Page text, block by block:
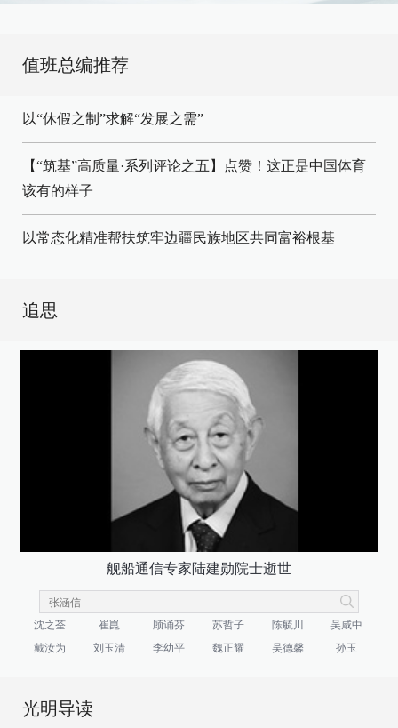
值班总编推荐
以“休假之制”求解“发展之需”
【“筑基”高质量·系列评论之五】点赞！这正是中国体育
该有的样子
以常态化精准帮扶筑牢边疆民族地区共同富裕根基
追思
舰船通信专家陆建勋院士逝世
沈之荃 崔崑 顾诵芬 苏哲子 陈毓川
吴咸中
戴汝为
刘玉清 李幼平 魏正耀 吴德馨 孙玉
光明导读